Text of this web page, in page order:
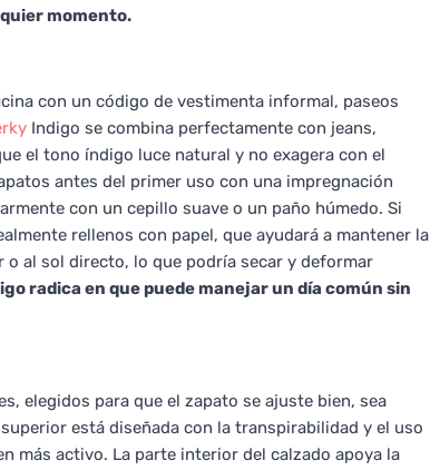
momento.
con un código de vestimenta informal, paseos
Indigo se combina perfectamente con jeans,
el tono índigo luce natural y no exagera con el
antes del primer uso con una impregnación
con un cepillo suave o un paño húmedo. Si
rellenos con papel, que ayudará a mantener la
al sol directo, lo que podría secar y deformar
radica en que puede manejar un día común sin
elegidos para que el zapato se ajuste bien, sea
está diseñada con la transpirabilidad y el uso
más activo. La parte interior del calzado apoya la